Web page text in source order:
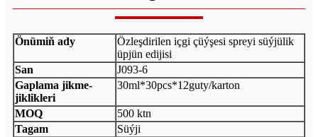
Önümiň ady
Özleşdirilen içgi çüýşesi spreyi süýjülik
üpjün edijisi
San
J093-6
Gaplama jikme-
jiklikleri
30ml*30pcs*12guty/karton
MOQ
500 ktn
Tagam
Süýji